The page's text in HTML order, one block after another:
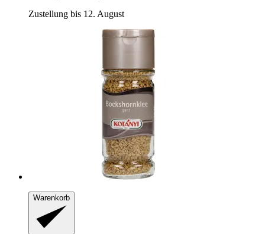
Zustellung bis 12. August
Warenkorb